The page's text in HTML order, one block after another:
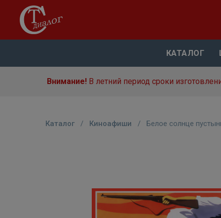
КАТАЛОГ
Внимание! В летний период сроки
Каталог / Киноафиши / Белое солнце